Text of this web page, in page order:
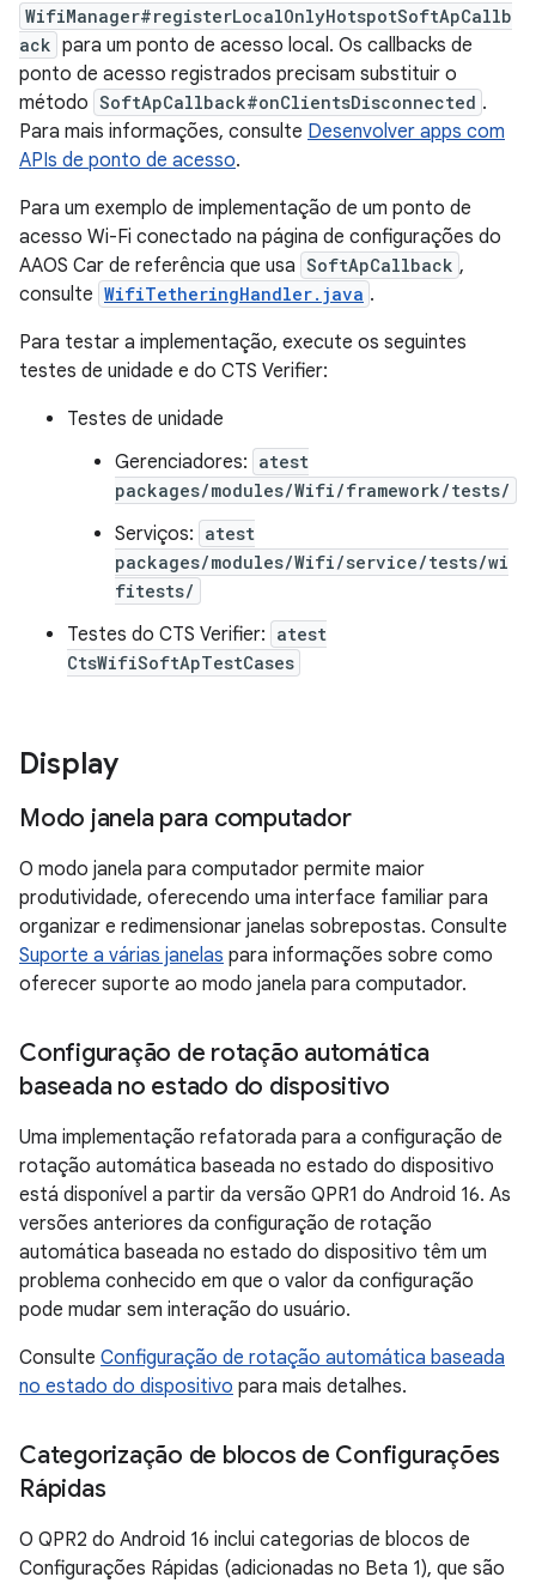
WifiManager#registerLocalOnlyHotspotSoftApCallb
ack para um ponto de acesso local. Os callbacks de
ponto de acesso registrados precisam substituir o
método SoftApCallback#onClientsDisconnected .
Para mais informações, consulte Desenvolver apps com
APIs de ponto de acesso.
Para um exemplo de implementação de um ponto de
acesso Wi-Fi conectado na página de configurações do
AAOS Car de referência que usa SoftApCallback ,
consulte WifiTetheringHandler.java .
Para testar a implementação, execute os seguintes
testes de unidade e do CTS Verifier:
Testes de unidade
Gerenciadores: atest
packages/modules/Wifi/framework/tests/
Serviços: atest
packages/modules/Wifi/service/tests/wi
fitests/
Testes do CTS Verifier: atest
CtsWifiSoftApTestCases
Display
Modo janela para computador
O modo janela para computador permite maior
produtividade, oferecendo uma interface familiar para
organizar e redimensionar janelas sobrepostas. Consulte
Suporte a várias janelas para informações sobre como
oferecer suporte ao modo janela para computador.
Configuração de rotação automática
baseada no estado do dispositivo
Uma implementação refatorada para a configuração de
rotação automática baseada no estado do dispositivo
está disponível a partir da versão QPR1 do Android 16. As
versões anteriores da configuração de rotação
automática baseada no estado do dispositivo têm um
problema conhecido em que o valor da configuração
pode mudar sem interação do usuário.
Consulte Configuração de rotação automática baseada
no estado do dispositivo para mais detalhes.
Categorização de blocos de Configurações
Rápidas
O QPR2 do Android 16 inclui categorias de blocos de
Configurações Rápidas (adicionadas no Beta 1), que são